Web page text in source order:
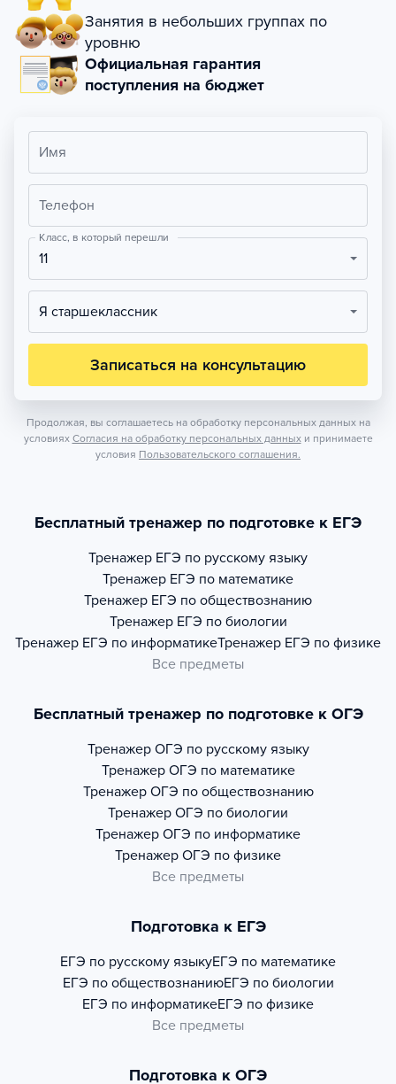
Занятия в небольших группах по
уровню
Официальная гарантия
поступления на бюджет
Имя
Телефон
Класс, в который перешли
11
Я старшеклассник
Записаться на консультацию
Продолжая, вы соглашаетесь на обработку персональных данных на
условиях Согласия на обработку персональных данных и принимаете
условия Пользовательского соглашения.
Бесплатный тренажер по подготовке к ЕГЭ
Тренажер ЕГЭ по русскому языку
Тренажер ЕГЭ по математике
Тренажер ЕГЭ по обществознанию
Тренажер ЕГЭ по биологии
Тренажер ЕГЭ по информатикеТренажер ЕГЭ по физике
Все предметы
Бесплатный тренажер по подготовке к ОГЭ
Тренажер ОГЭ по русскому языку
Тренажер ОГЭ по математике
Тренажер ОГЭ по обществознанию
Тренажер ОГЭ по биологии
Тренажер ОГЭ по информатике
Тренажер ОГЭ по физике
Все предметы
Подготовка к ЕГЭ
ЕГЭ по русскому языкуЕГЭ по математике
ЕГЭ по обществознаниюЕГЭ по биологии
ЕГЭ по информатикеЕГЭ по физике
Все предметы
Подготовка к ОГЭ